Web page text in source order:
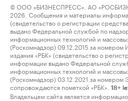
© ООО «БИЗНЕСПРЕСС», АО
2026. Сообщения и материалы
(свидетельство о регистрации
выдано Федеральной службой по
информационных технологий и
(Роскомнадзор) 09.12.2015 за
издания «РБК» (свидетельство о
информации выдано Федеральной
информационных технологий и
(Роскомнадзор) 03.12.2021 за
сопровождаются пометкой «РБК».
18+
Владельцем сайта является